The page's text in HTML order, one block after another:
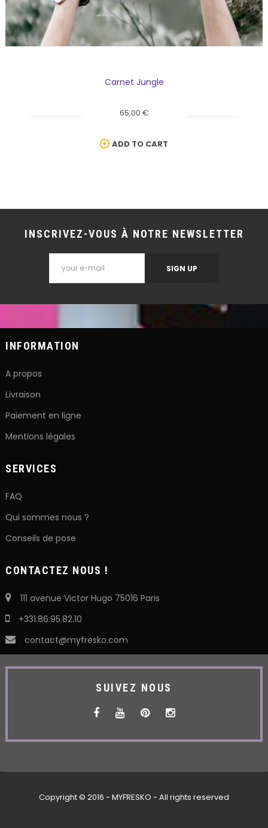
Carnet Jungle
65,00 €
ADD TO CART
INSCRIVEZ-VOUS À NOTRE NEWSLETTER
SIGN UP
INFORMATION
A propos
Livraison
Paiement en ligne
Mentions légales
SERVICES
FAQ
Qui sommes nous ?
Conseils de pose
CONTACTEZ NOUS !
111 avenue Victor Hugo 75016 Paris
+331.86.95.82.10
contact@myfresko.com
SUIVEZ NOUS
Copyright © 2016 - MYFRESKO - All rights reserved